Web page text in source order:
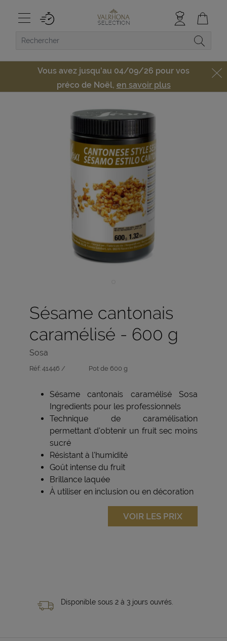
Vous avez jusqu'au 04/09/26 pour vos
préco de Noël, en savoir plus
Sésame cantonais
caramélisé - 600 g
Sosa
Réf: 41446 / Pot de 600 g
Sésame cantonais caramélisé Sosa
Ingredients pour les professionnels
Technique de caramélisation
permettant d'obtenir un fruit sec moins
sucré
Résistant à l'humidité
Goût intense du fruit
Brillance laquée
À utiliser en inclusion ou en décoration
VOIR LES PRIX
Disponible sous 2 à 3 jours ouvrés.